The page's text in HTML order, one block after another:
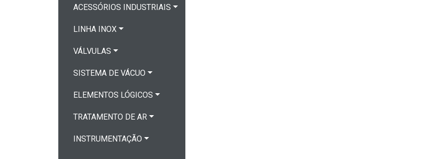
ACESSÓRIOS INDUSTRIAIS
LINHA INOX
VÁLVULAS
SISTEMA DE VÁCUO
ELEMENTOS LÓGICOS
TRATAMENTO DE AR
INSTRUMENTAÇÃO